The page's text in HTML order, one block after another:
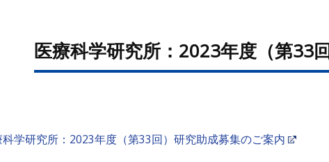
医療科学研究所：2023年度（第33
科学研究所：2023年度（第33回）研究助成募集のご案内